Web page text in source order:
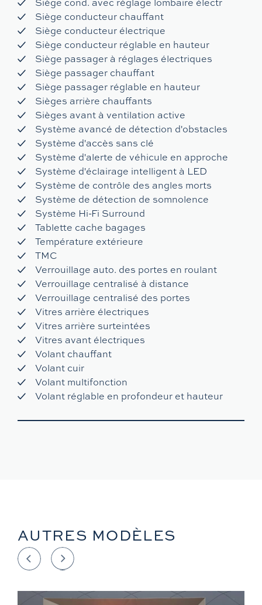
Siège conducteur chauffant
Siège conducteur électrique
Siège conducteur réglable en hauteur
Siège passager à réglages électriques
Siège passager chauffant
Siège passager réglable en hauteur
Sièges arrière chauffants
Sièges avant à ventilation active
Système avancé de détection d'obstacles
Système d'accès sans clé
Système d'alerte de véhicule en approche
Système d'éclairage intelligent à LED
Système de contrôle des angles morts
Système de détection de somnolence
Système Hi-Fi Surround
Tablette cache bagages
Température extérieure
TMC
Verrouillage auto. des portes en roulant
Verrouillage centralisé à distance
Verrouillage centralisé des portes
Vitres arrière électriques
Vitres arrière surteintées
Vitres avant électriques
Volant chauffant
Volant cuir
Volant multifonction
Volant réglable en profondeur et hauteur
AUTRES MODÈLES